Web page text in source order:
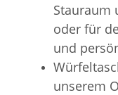
Stauraum
oder für
und
unserem